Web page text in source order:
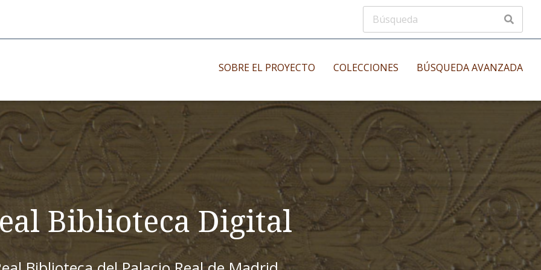
SOBRE EL PROYECTO COLECCIONES
Impresos antiguos
Impresos modernos
Impresos menores
Manuscritos musicales
Incunables
BÚSQUEDA AVANZADA
Biblioteca Digital